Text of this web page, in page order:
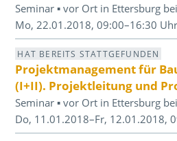
Seminar ▪ vor Ort in Ettersburg
Mo, 22.01.2018, 09:00–16:30 Uhr
HAT BEREITS STATTGEFUNDEN
Projektmanagement für
(I+II). Projektleitung und
Seminar ▪ vor Ort in Ettersburg
Do, 11.01.2018–Fr, 12.01.2018,